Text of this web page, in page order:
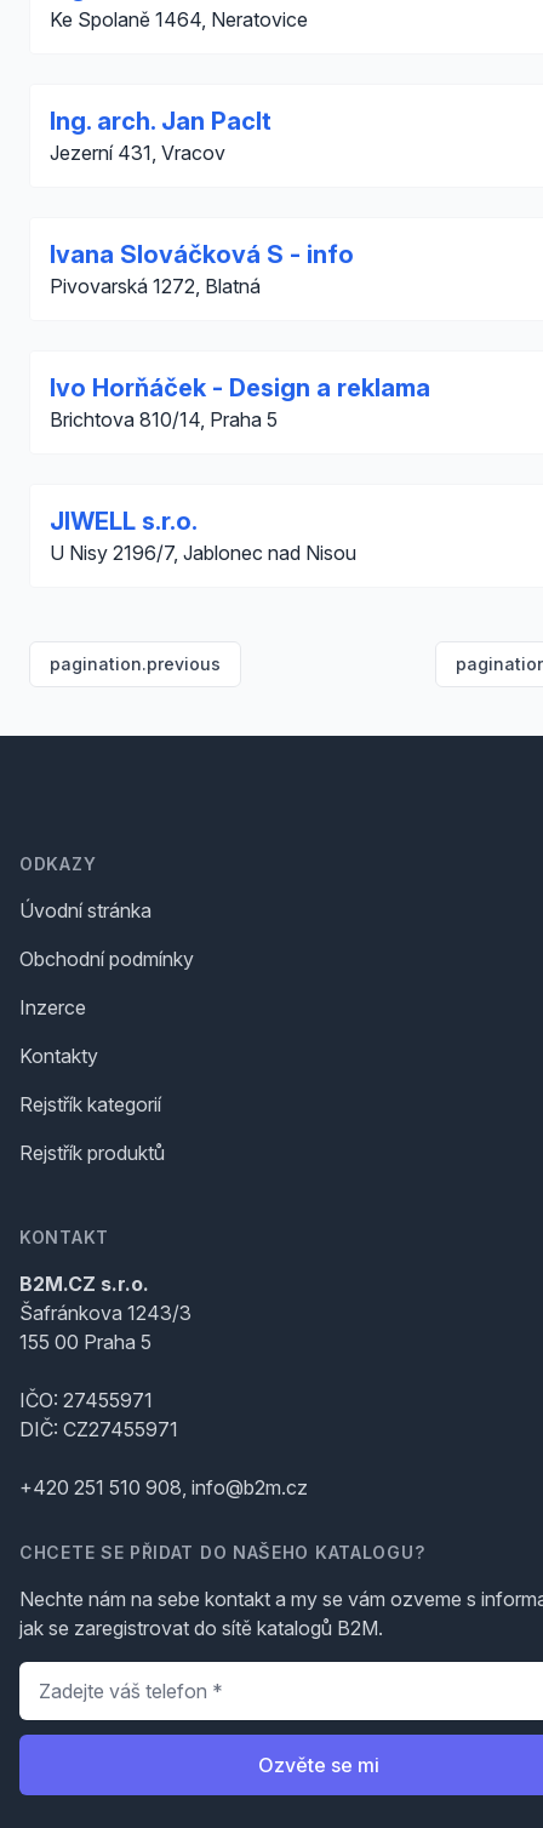
Ke Spolaně 1464, Neratovice
Ing. arch. Jan Paclt
Jezerní 431, Vracov
Ivana Slováčková S - info
Pivovarská 1272, Blatná
Ivo Horňáček - Design a reklama
Brichtova 810/14, Praha 5
JIWELL s.r.o.
U Nisy 2196/7, Jablonec nad Nisou
pagination.previous
ODKAZY
Úvodní stránka
Obchodní podmínky
Inzerce
Kontakty
Rejstřík kategorií
Rejstřík produktů
KONTAKT
B2M.CZ s.r.o.
Šafránkova 1243/3
155 00 Praha 5
IČO: 27455971
DIČ: CZ27455971
+420 251 510 908, info@b2m.cz
CHCETE SE PŘIDAT DO NAŠEHO KATALOGU?
Nechte nám na sebe kontakt a my se vám ozveme s
jak se zaregistrovat do sítě katalogů B2M.
Telefon
Ozvěte se mi